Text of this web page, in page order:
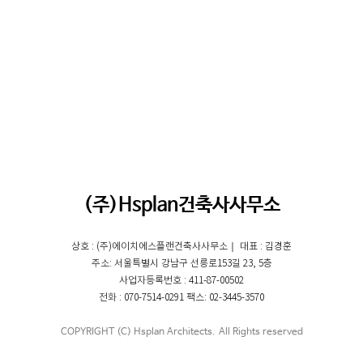
(주)Hsplan건축사사무소
상호 : (주)에이치에스플랜건축사사무소｜ 대표 : 김경훈
주소: 서울특별시 강남구 선릉로153길 23, 5층
사업자등록번호 : 411-87-00502
전화 : 070-7514-0291 팩스: 02-3445-3570
COPYRIGHT (C) Hsplan Architects. All Rights reserved